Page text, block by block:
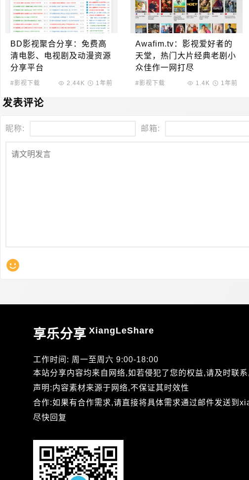
BD影视聚合分享：免费高
清电影、电视剧及动漫资源
分享平台
#影视下载 2.44K 1年前
Awafim.tv：影视爱好者的
天堂，热门大片经典老剧小
众佳作一网打尽
#影视下载 1.4K 1年前
发表评论
昵称: 邮箱:
享乐分享 XiangLeShare
工作时间: 周一至周六 9:00-18:00
本站分享内容均来自网络,如若侵犯了您的权益,请及时联
声明:内容素材来源于网络,不保证其时效性
合作:如果有合作需求,请直接将具体需求通过邮件发送到
尽快回复